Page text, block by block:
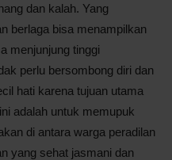
dan kalah. Yang
berlaga bisa menampilkan
menjunjung tinggi
perlu bersombong diri dan
hati karena tujuan utama
adalah untuk memupuk
di antara warga peradilan
yang sehat jasmani dan